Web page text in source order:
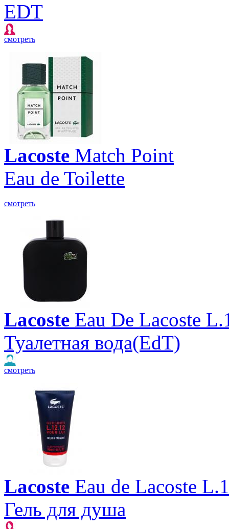
EDT
смотреть
Lacoste Match Point
Eau de Toilette
смотреть
Lacoste Eau De Lacoste
Туалетная вода(EdT)
смотреть
Lacoste Eau de Lacoste
Гель для душа